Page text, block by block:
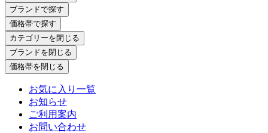
ブランドで探す
価格帯で探す
カテゴリーを閉じる
ブランドを閉じる
価格帯を閉じる
お気に入り一覧
お知らせ
ご利用案内
お問い合わせ